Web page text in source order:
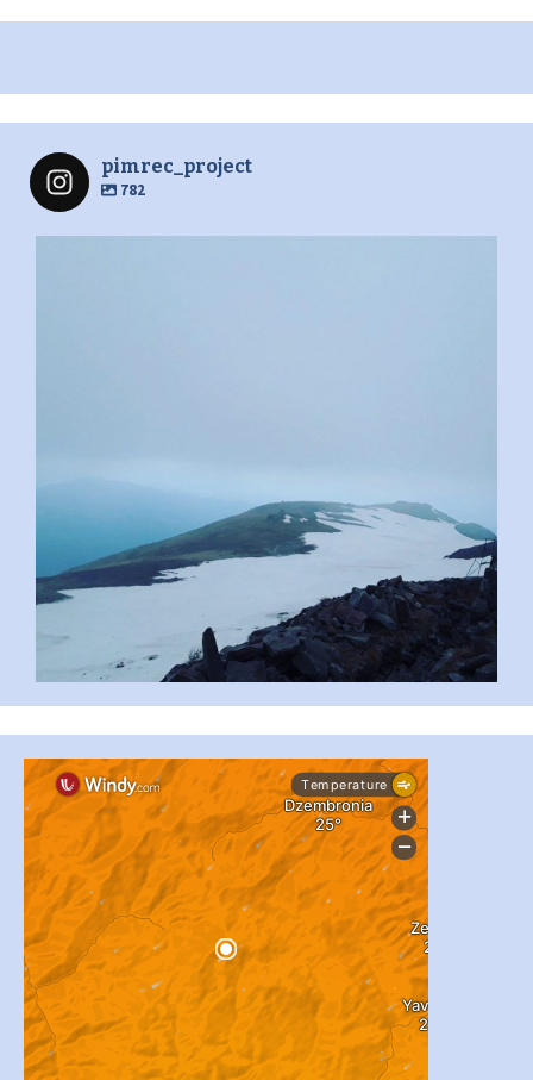
pimrec_project
782
...
pimrec_project